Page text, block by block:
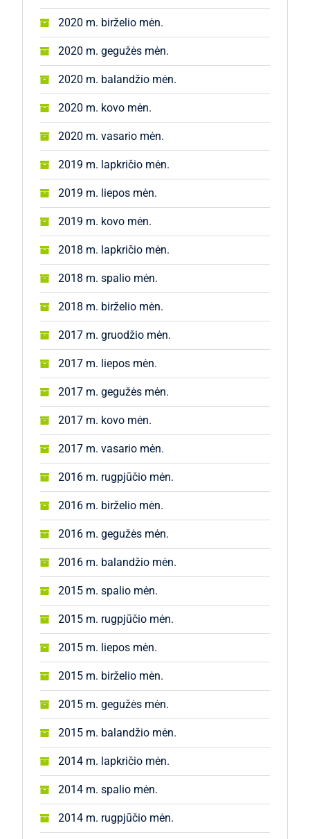
2020 m. birželio mėn.
2020 m. gegužės mėn.
2020 m. balandžio mėn.
2020 m. kovo mėn.
2020 m. vasario mėn.
2019 m. lapkričio mėn.
2019 m. liepos mėn.
2019 m. kovo mėn.
2018 m. lapkričio mėn.
2018 m. spalio mėn.
2018 m. birželio mėn.
2017 m. gruodžio mėn.
2017 m. liepos mėn.
2017 m. gegužės mėn.
2017 m. kovo mėn.
2017 m. vasario mėn.
2016 m. rugpjūčio mėn.
2016 m. birželio mėn.
2016 m. gegužės mėn.
2016 m. balandžio mėn.
2015 m. spalio mėn.
2015 m. rugpjūčio mėn.
2015 m. liepos mėn.
2015 m. birželio mėn.
2015 m. gegužės mėn.
2015 m. balandžio mėn.
2014 m. lapkričio mėn.
2014 m. spalio mėn.
2014 m. rugpjūčio mėn.